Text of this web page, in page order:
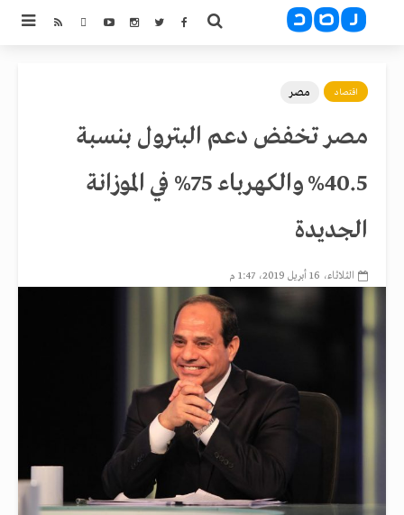
اقتصاد مصر
مصر تخفض دعم البترول بنسبة
40.5% والكهرباء 75% في الموزانة
الجديدة
الثلاثاء، 16 أبريل 2019، 1:47 م